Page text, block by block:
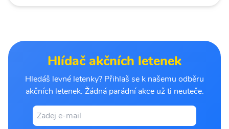
Hlídač akčních letenek
Hledáš levné letenky? Přihlaš se k našemu odběru
akčních letenek. Žádná parádní akce už ti neuteče.